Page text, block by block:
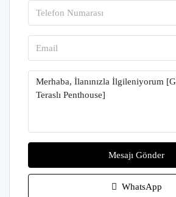
Mesajı Gönder
WhatsApp